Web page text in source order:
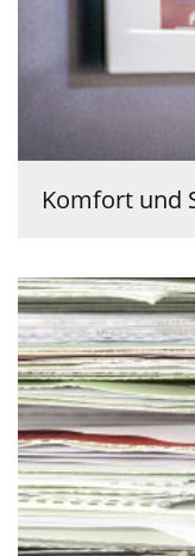
Komfort und